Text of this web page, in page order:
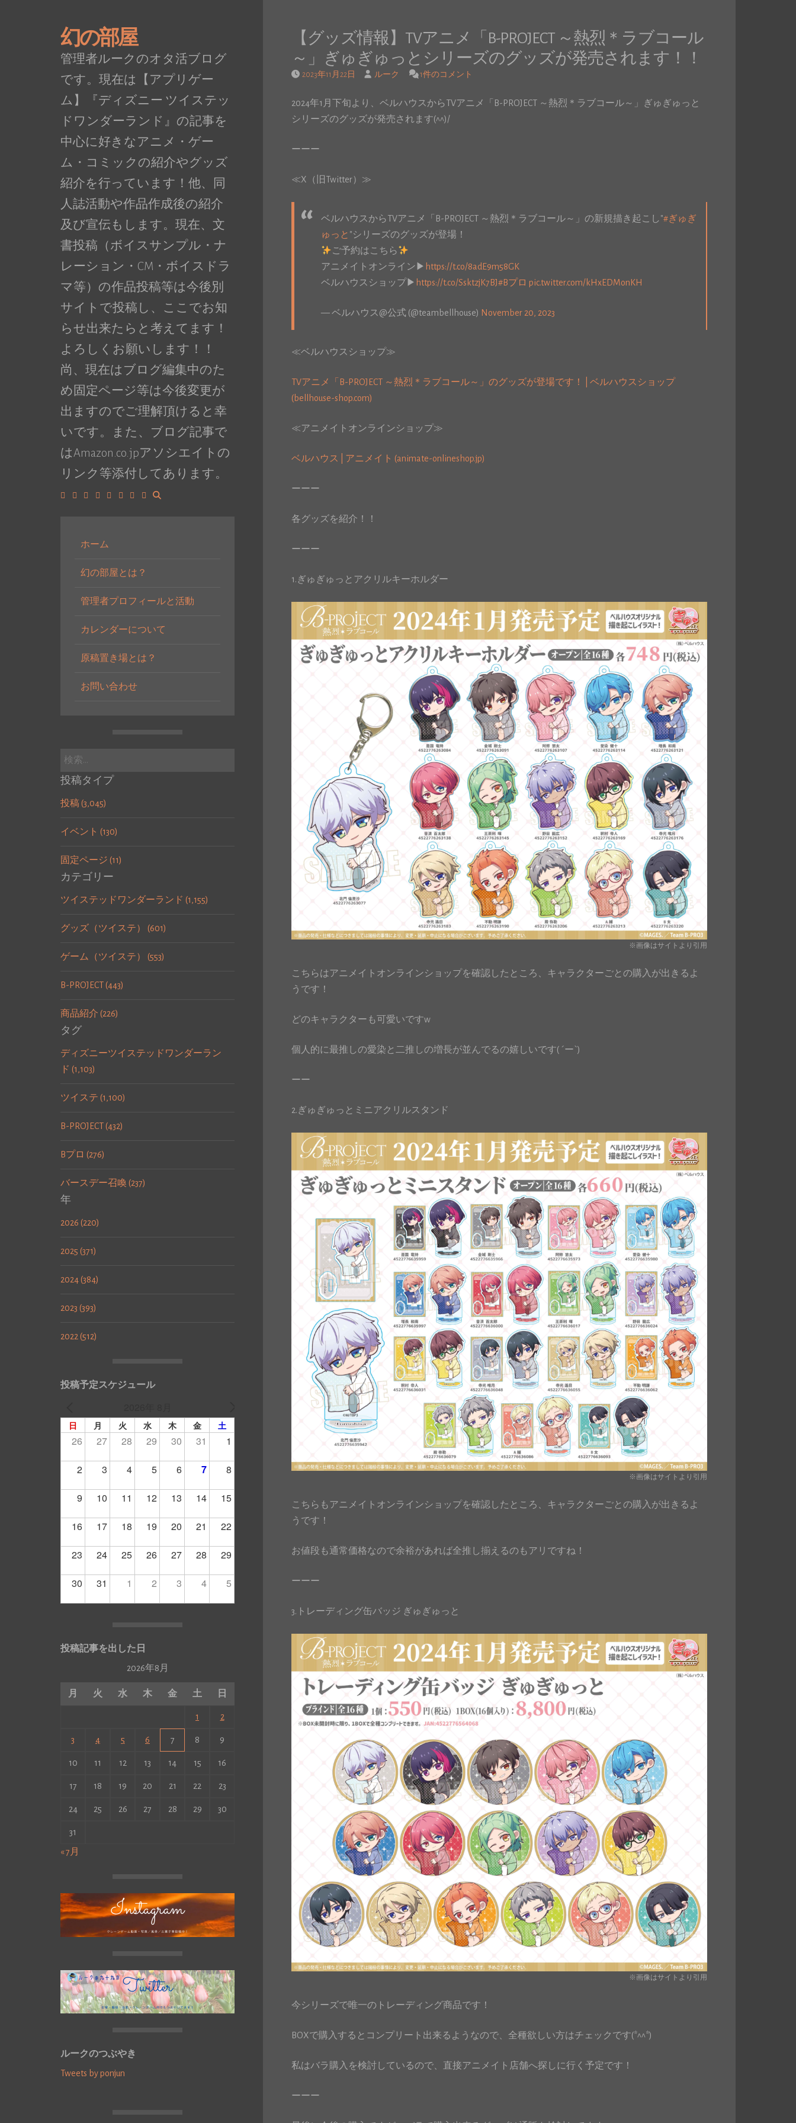
幻の部屋
管理者ルークのオタ活ブログ
です。現在は【アプリゲー
ム】『ディズニー ツイステッ
ドワンダーランド』の記事を
中心に好きなアニメ・ゲー
ム・コミックの紹介やグッズ
紹介を行っています！他、同
人誌活動や作品作成後の紹介
及び宣伝もします。現在、文
書投稿（ボイスサンプル・ナ
レーション・CM・ボイスドラ
マ等）の作品投稿等は今後別
サイトで投稿し、ここでお知
らせ出来たらと考えてます！
よろしくお願いします！！
尚、現在はブログ編集中のた
め固定ページ等は今後変更が
出ますのでご理解頂けると幸
いです。また、ブログ記事で
はAmazon.co.jpアソシエイトの
リンク等添付してあります。
ホーム
幻の部屋とは？
管理者プロフィールと活動
カレンダーについて
原稿置き場とは？
お問い合わせ
検
投稿タイプ
投稿 (3,045)
イベント (130)
固定ページ (11)
カテゴリー
ツイステッドワンダーランド (1,155)
グッズ（ツイステ） (601)
ゲーム（ツイステ） (553)
B-PROJECT (443)
商品紹介 (226)
タグ
ディズニーツイステッドワンダーラン
ド (1,103)
ツイステ (1,100)
B-PROJECT (432)
Bプロ (276)
バースデー召喚 (237)
年
2026 (220)
2025 (371)
2024 (384)
2023 (393)
2022 (512)
投稿予定スケジュール
日 月 火 水 木 金 土
26 27 28 29 30 31 1
2 3 4 5 6 7 8
9 10 11 12 13 14 15
16 17 18 19 20 21 22
23 24 25 26 27 28 29
30 31 1 2 3 4 5
投稿記事を出した日
2026年8月
月 火 水 木 金 土 日
1 2
3 4 5 6 7 8 9
10 11 12 13 14 15 16
17 18 19 20 21 22 23
24 25 26 27 28 29 30
31
« 7月
ルークのつぶやき
Tweets by ponjun
【グッズ情報】TVアニメ「B-PROJECT ～熱烈＊ラブコール
～」ぎゅぎゅっとシリーズのグッズが発売されます！！
2023年11月22日 ルーク 1件のコメント
2024年1月下旬より、ベルハウスからTVアニメ「B-PROJECT ～熱烈＊ラブコール～」ぎゅぎゅっと
シリーズのグッズが発売されます(^^)/
ーーー
≪X（旧Twitter）≫
ベルハウスからTVアニメ「B-PROJECT ～熱烈＊ラブコール～」の新規描き起こし"#ぎゅぎ
ゅっと "シリーズのグッズが登場！
ご予約はこちら
アニメイトオンライン▶︎ https://t.co/8adE9m58GK
ベルハウスショップ▶︎ https://t.co/SsktzjK7BJ#Bプロ pic.twitter.com/kHxEDMonKH
— ベルハウス@公式 (@teambellhouse) November 20, 2023
≪ベルハウスショップ≫
TVアニメ「B-PROJECT ～熱烈＊ラブコール～」のグッズが登場です！ | ベルハウスショップ
(bellhouse-shop.com)
≪アニメイトオンラインショップ≫
ベルハウス | アニメイト (animate-onlineshop.jp)
ーーー
各グッズを紹介！！
ーーー
1.ぎゅぎゅっとアクリルキーホルダー
※画像はサイトより引用
こちらはアニメイトオンラインショップを確認したところ、キャラクターごとの購入が出きるよ
うです！
どのキャラクターも可愛いですw
個人的に最推しの愛染と二推しの増長が並んでるの嬉しいです( ´ー`)
ーー
2.ぎゅぎゅっとミニアクリルスタンド
※画像はサイトより引用
こちらもアニメイトオンラインショップを確認したところ、キャラクターごとの購入が出きるよ
うです！
お値段も通常価格なので余裕があれば全推し揃えるのもアリですね！
ーーー
3.トレーディング缶バッジ ぎゅぎゅっと
※画像はサイトより引用
今シリーズで唯一のトレーディング商品です！
BOXで購入するとコンプリート出来るようなので、全種欲しい方はチェックです(*^^*)
私はバラ購入を検討しているので、直接アニメイト店舗へ探しに行く予定です！
ーーー